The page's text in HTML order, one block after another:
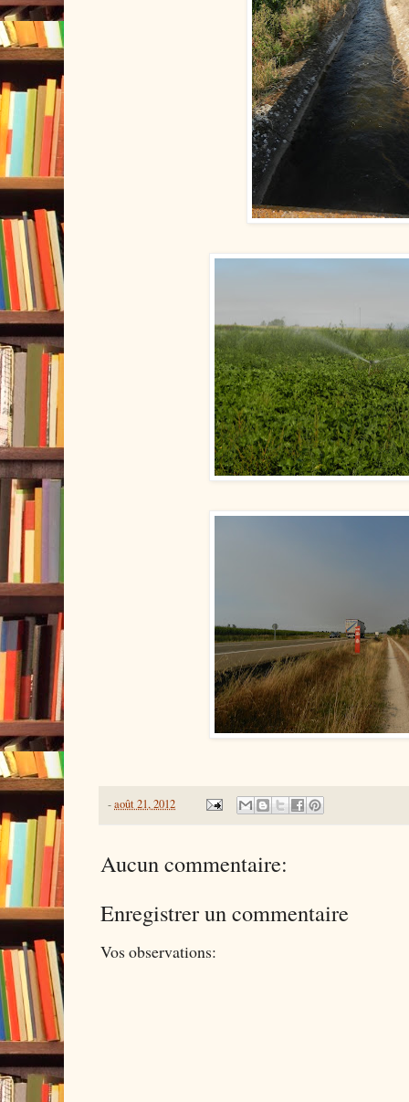
-août 21, 2012
Aucun commentaire:
Enregistrer un commentaire
Vos observations: